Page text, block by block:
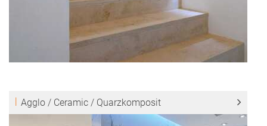
Agglo / Ceramic / Quarzkomposit